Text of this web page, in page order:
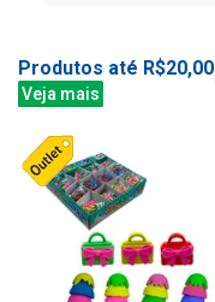
Produtos até R$20,00
Veja mais